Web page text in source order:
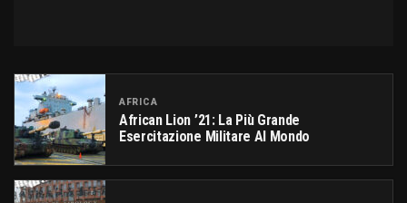
AFRICA
African Lion ’21: La Più Grande
Esercitazione Militare Al Mondo